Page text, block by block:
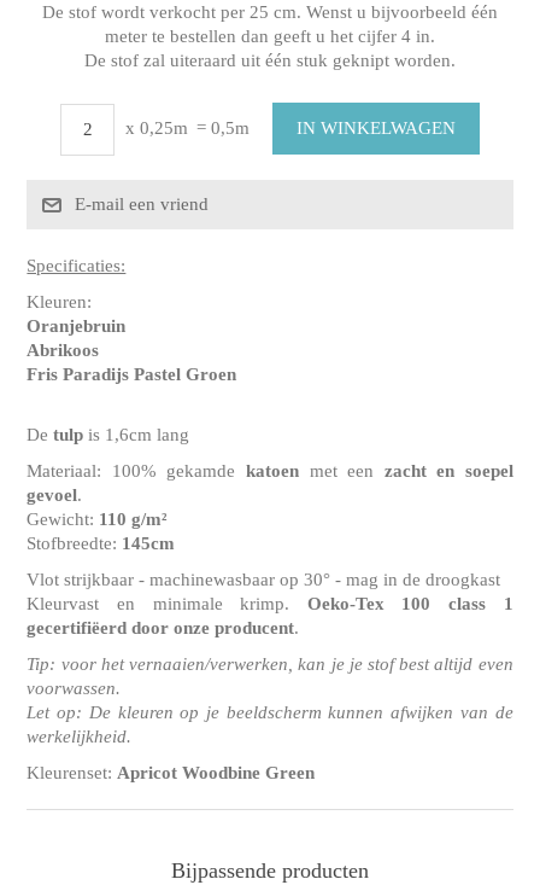
De stof wordt verkocht per 25 cm. Wenst u bijvoorbeeld één
meter te bestellen dan geeft u het cijfer 4 in.
De stof zal uiteraard uit één stuk geknipt worden.
x 0,25m = 0,5m
Specificaties:
Kleuren:
Oranjebruin
Abrikoos
Fris Paradijs Pastel Groen
Detulp is 1,6cm lang
Materiaal: 100% gekamde katoenmet een zacht en soepel
gevoel.
Gewicht: 110 g/m²
Stofbreedte: 145cm
Vlot strijkbaar - machinewasbaar op 30° - mag in de droogkast
Kleurvast en minimale krimp. Oeko-Tex 100 class 1
gecertifiëerd door onze producent.
Tip: voor het vernaaien/verwerken, kan je je stof best altijd even
voorwassen.
Let op: De kleuren op je beeldscherm kunnen afwijken van de
werkelijkheid.
Kleurenset: Apricot Woodbine Green
Bijpassende producten